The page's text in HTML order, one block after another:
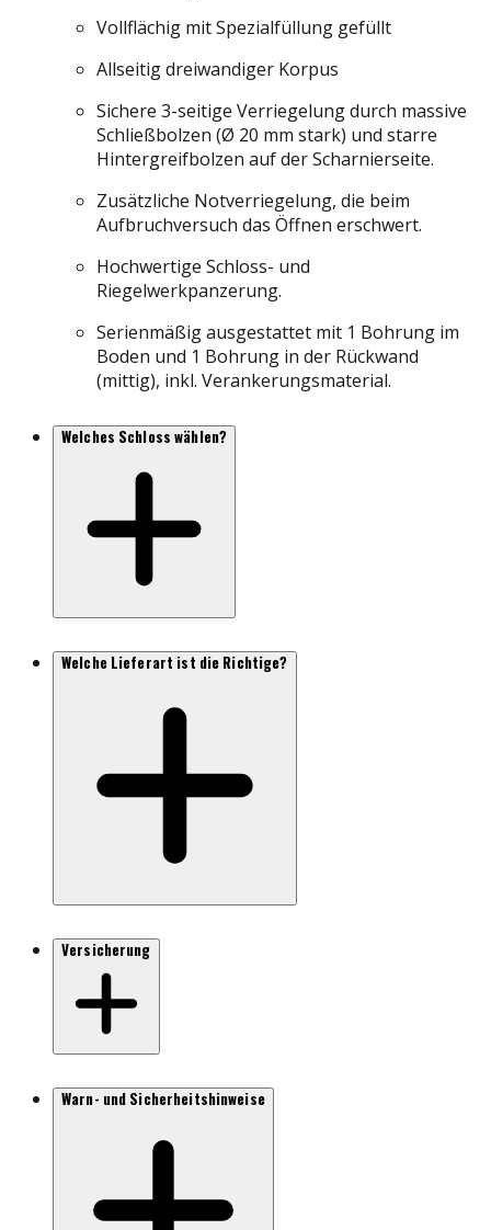
Vollflächig mit Spezialfüllung gefüllt
Allseitig dreiwandiger Korpus
Sichere 3-seitige Verriegelung durch massive
Schließbolzen (Ø 20 mm stark) und starre
Hintergreifbolzen auf der Scharnierseite.
Zusätzliche Notverriegelung, die beim
Aufbruchversuch das Öffnen erschwert.
Hochwertige Schloss- und
Riegelwerkpanzerung.
Serienmäßig ausgestattet mit 1 Bohrung im
Boden und 1 Bohrung in der Rückwand
(mittig), inkl. Verankerungsmaterial.
Welches Schloss wählen?
Welche Lieferart ist die Richtige?
Versicherung
Warn- und Sicherheitshinweise